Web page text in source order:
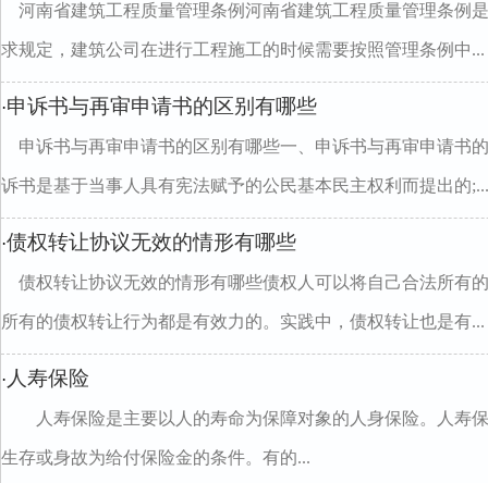
河南省建筑工程质量管理条例河南省建筑工程质量管理条例
求规定，建筑公司在进行工程施工的时候需要按照管理条例中...
·申诉书与再审申请书的区别有哪些
申诉书与再审申请书的区别有哪些一、申诉书与再审申请书
诉书是基于当事人具有宪法赋予的公民基本民主权利而提出的;...
·债权转让协议无效的情形有哪些
债权转让协议无效的情形有哪些债权人可以将自己合法所有
所有的债权转让行为都是有效力的。实践中，债权转让也是有...
· 人寿保险
人寿保险是主要以人的寿命为保障对象的人身保险。人寿
生存或身故为给付保险金的条件。有的...